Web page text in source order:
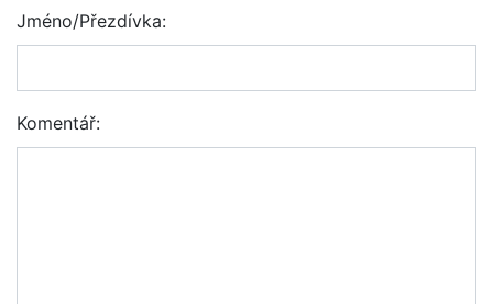
Jméno/Přezdívka:
Komentář: